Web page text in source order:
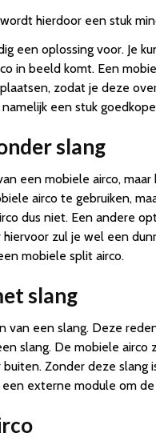
hierdoor een stuk
een oplossing voor. Je
in beeld komt. Een
zodat je deze
een stuk
slang
een mobiele airco,
airco te gebruiken,
dus niet. Een andere
zul je wel een
mobiele split airco.
slang
van een slang. Deze
slang. De mobiele
Zonder deze
een externe module om